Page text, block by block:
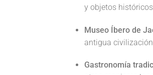
y objetos históricos.
Museo Íbero de
antigua civilización.
Gastronomía